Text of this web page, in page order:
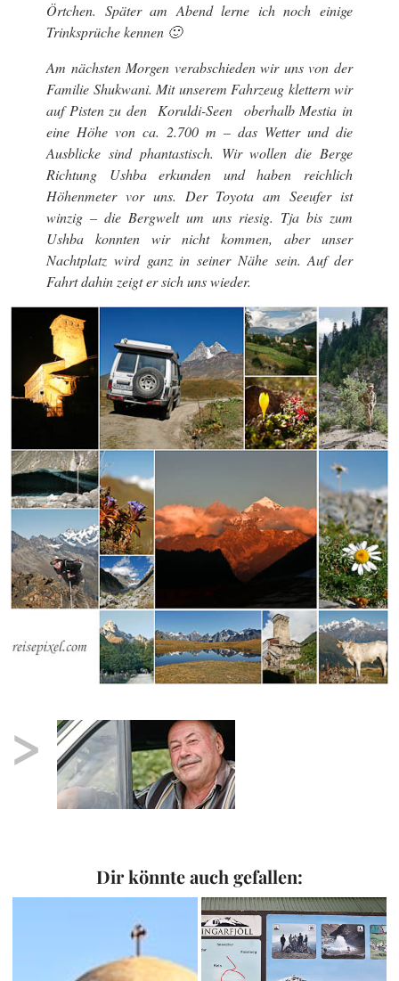
Örtchen. Später am Abend lerne ich noch einige
Trinksprüche kennen 🙂
Am nächsten Morgen verabschieden wir uns von der
Familie Shukwani. Mit unserem Fahrzeug klettern wir
auf Pisten zu den Koruldi-Seen oberhalb Mestia in
eine Höhe von ca. 2.700 m – das Wetter und die
Ausblicke sind phantastisch. Wir wollen die Berge
Richtung Ushba erkunden und haben reichlich
Höhenmeter vor uns. Der Toyota am Seeufer ist
winzig – die Bergwelt um uns riesig. Tja bis zum
Ushba konnten wir nicht kommen, aber unser
Nachtplatz wird ganz in seiner Nähe sein. Auf der
Fahrt dahin zeigt er sich uns wieder.
>
Dir könnte auch gefallen: